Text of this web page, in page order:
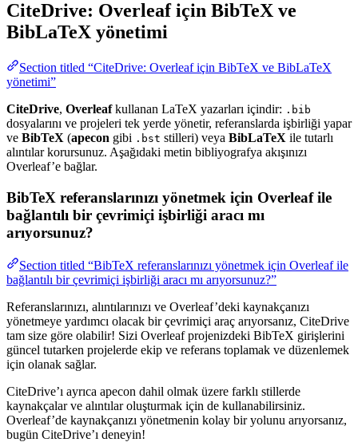
CiteDrive: Overleaf için BibTeX ve
BibLaTeX yönetimi
Section titled “CiteDrive: Overleaf için BibTeX ve BibLaTeX
yönetimi”
CiteDrive, Overleafkullanan LaTeX yazarları içindir: .bib
dosyalarını ve projeleri tek yerde yönetir, referanslarda işbirliği yapar
ve BibTeX (apecon gibi .bst stilleri) veya BibLaTeX ile tutarlı
alıntılar korursunuz. Aşağıdaki metin bibliyografya akışınızı
Overleaf’e bağlar.
BibTeX referanslarınızı yönetmek için Overleaf ile
bağlantılı bir çevrimiçi işbirliği aracı mı
arıyorsunuz?
Section titled “BibTeX referanslarınızı yönetmek için Overleaf ile
bağlantılı bir çevrimiçi işbirliği aracı mı arıyorsunuz?”
Referanslarınızı, alıntılarınızı ve Overleaf’deki kaynakçanızı
yönetmeye yardımcı olacak bir çevrimiçi araç arıyorsanız, CiteDrive
tam size göre olabilir! Sizi Overleaf projenizdeki BibTeX girişlerini
güncel tutarken projelerde ekip ve referans toplamak ve düzenlemek
için olanak sağlar.
CiteDrive’ı ayrıca apecon dahil olmak üzere farklı stillerde
kaynakçalar ve alıntılar oluşturmak için de kullanabilirsiniz.
Overleaf’de kaynakçanızı yönetmenin kolay bir yolunu arıyorsanız,
bugün CiteDrive’ı deneyin!